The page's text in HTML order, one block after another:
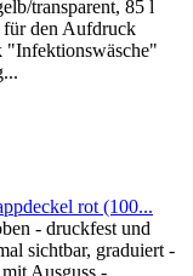
transparent, 85 l
den Aufdruck
"Infektionswäsche"
rot (100...
- druckfest und
sichtbar, graduiert -
Ausguss -